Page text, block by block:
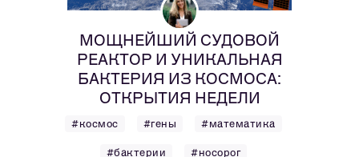
МОЩНЕЙШИЙ СУДОВОЙ
РЕАКТОР И УНИКАЛЬНАЯ
БАКТЕРИЯ ИЗ КОСМОСА:
ОТКРЫТИЯ НЕДЕЛИ
#космос #гены #математика
#бактерии #носорог